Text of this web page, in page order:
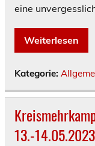
eine
Weiterlesen
Kategorie:
13.-14.05.2023